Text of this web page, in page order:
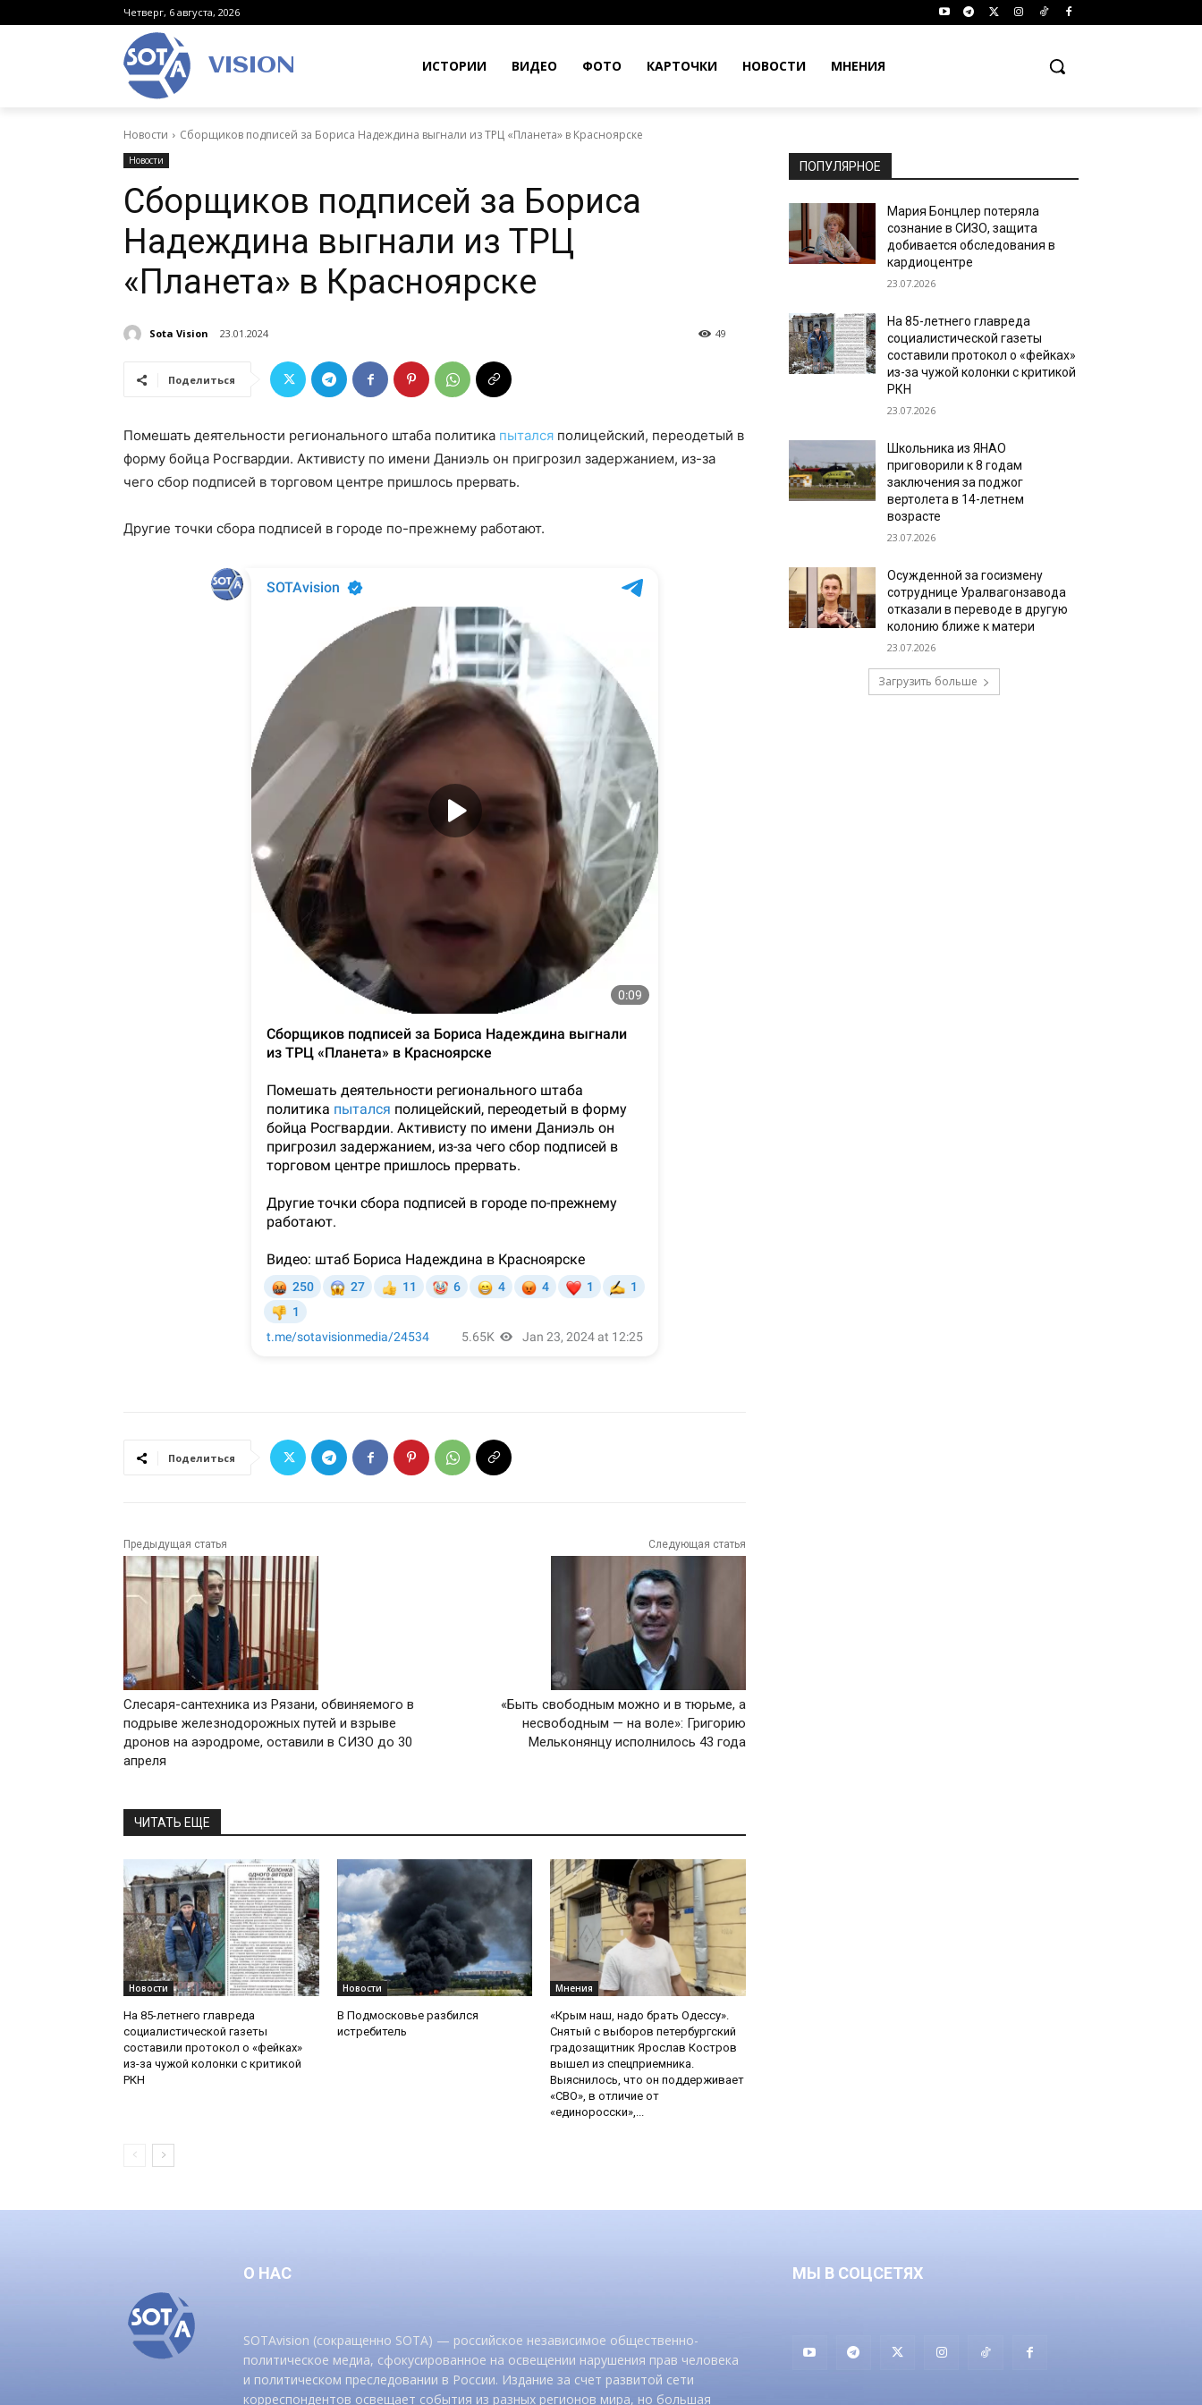
Четверг, 6 августа, 2026
VISION ИСТОРИИ ВИДЕО ФОТО КАРТОЧКИ НОВОСТИ МНЕНИЯ
Новости Сборщиков подписей за Бориса Надеждина выгнали из ТРЦ «Планета» в Красноярске
Новости
Сборщиков подписей за Бориса
Надеждина выгнали из ТРЦ
«Планета» в Красноярске
Sota Vision 23.01.2024 49
Поделиться
Помешать деятельности регионального штаба политика пытался полицейский, переодетый в
форму бойца Росгвардии. Активисту по имени Даниэль он пригрозил задержанием, из-за
чего сбор подписей в торговом центре пришлось прервать.
Другие точки сбора подписей в городе по-прежнему работают.
Поделиться
Предыдущая статья
Слесаря-сантехника из Рязани, обвиняемого в
подрыве железнодорожных путей и взрыве
дронов на аэродроме, оставили в СИЗО до 30
апреля
Следующая статья
«Быть свободным можно и в тюрьме, а
несвободным — на воле»: Григорию
Мельконянцу исполнилось 43 года
ЧИТАТЬ ЕЩЕ
Новости
На 85-летнего главреда
социалистической газеты
составили протокол о «фейках»
из-за чужой колонки с критикой
РКН
Новости
В Подмосковье разбился
истребитель
Мнения
«Крым наш, надо брать Одессу».
Снятый с выборов петербургский
градозащитник Ярослав Костров
вышел из спецприемника.
Выяснилось, что он поддерживает
«СВО», в отличие от
«единоросски»,...
ПОПУЛЯРНОЕ
Мария Бонцлер потеряла
сознание в СИЗО, защита
добивается обследования в
кардиоцентре
23.07.2026
На 85-летнего главреда
социалистической газеты
составили протокол о «фейках»
из-за чужой колонки с критикой
РКН
23.07.2026
Школьника из ЯНАО
приговорили к 8 годам
заключения за поджог
вертолета в 14-летнем
возрасте
23.07.2026
Осужденной за госизмену
сотруднице Уралвагонзавода
отказали в переводе в другую
колонию ближе к матери
23.07.2026
Загрузить больше
О НАС
SOTAvision (сокращенно SOTA) — российское независимое общественно-
политическое медиа, сфокусированное на освещении нарушения прав человека
и политическом преследовании в России. Издание за счет развитой сети
корреспондентов освещает события из разных регионов мира, но большая
МЫ В СОЦСЕТЯХ